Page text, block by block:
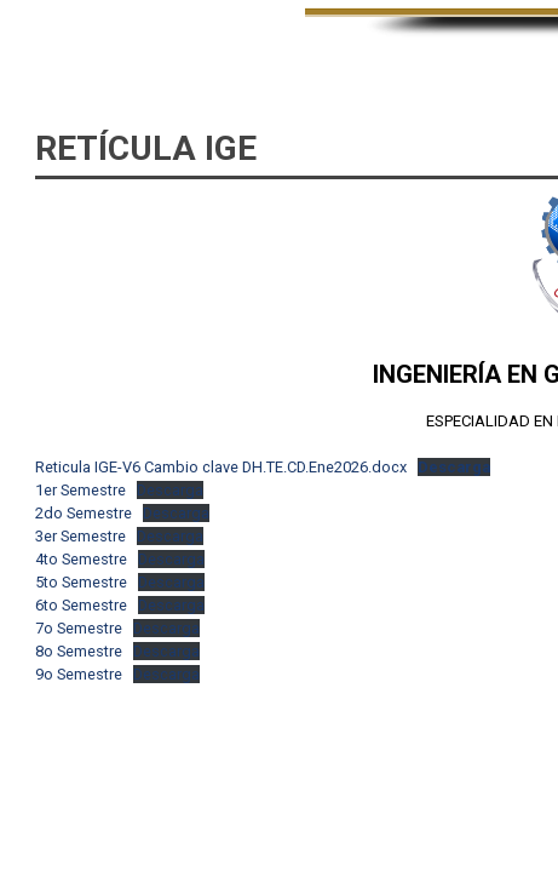
RETÍCULA IGE
INGENIERÍA EN
ESPECIALIDAD
Reticula IGE-V6 Cambio clave DH.TE.CD.Ene2026.docx
Descarga
1er Semestre
Descarga
2do Semestre
Descarga
3er Semestre
Descarga
4to Semestre
Descarga
5to Semestre
Descarga
6to Semestre
Descarga
7o Semestre
Descarga
8o Semestre
Descarga
9o Semestre
Descarga